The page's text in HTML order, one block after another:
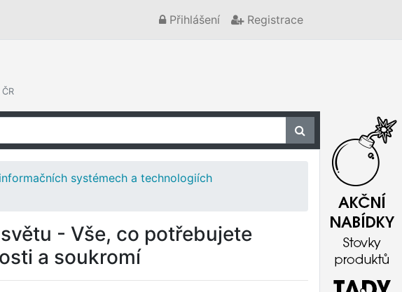
Přihlášení Registrace
systémech a technologiích
- Vše, co potřebujete
a soukromí